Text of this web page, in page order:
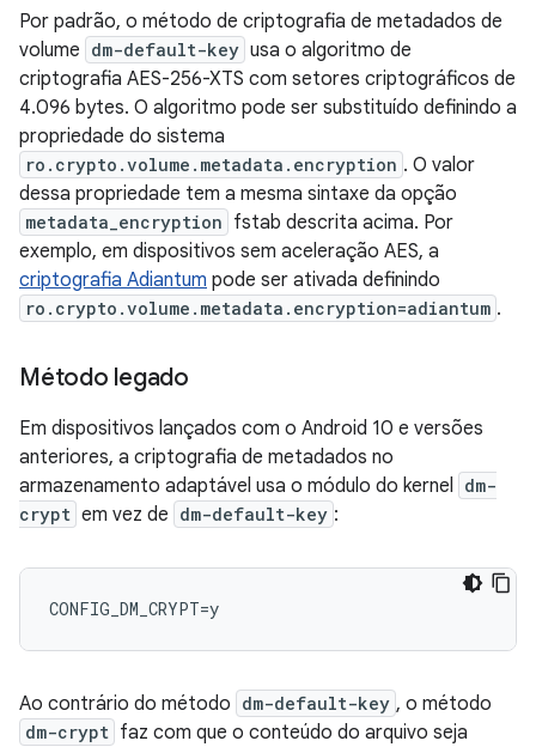
Por padrão, o método de criptografia de metadados de
volume dm-default-key usa o algoritmo de
criptografia AES-256-XTS com setores criptográficos de
4.096 bytes. O algoritmo pode ser substituído definindo a
propriedade do sistema
ro.crypto.volume.metadata.encryption . O valor
dessa propriedade tem a mesma sintaxe da opção
metadata_encryption fstab descrita acima. Por
exemplo, em dispositivos sem aceleração AES, a
criptografia Adiantum pode ser ativada definindo
ro.crypto.volume.metadata.encryption=adiantum .
Método legado
Em dispositivos lançados com o Android 10 e versões
anteriores, a criptografia de metadados no
armazenamento adaptável usa o módulo do kernel dm-
crypt em vez de dm-default-key :
Ao contrário do método dm-default-key , o método
dm-crypt faz com que o conteúdo do arquivo seja